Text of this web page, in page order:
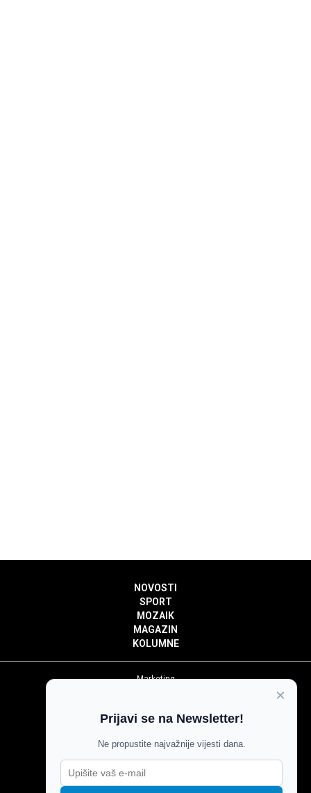
NOVOSTI
SPORT
MOZAIK
MAGAZIN
KOLUMNE
Marketing
Impressum
Pravila komentiranja
Agroglas
×
Prijavi se na Newsletter!
Ne propustite najvažnije vijesti dana.